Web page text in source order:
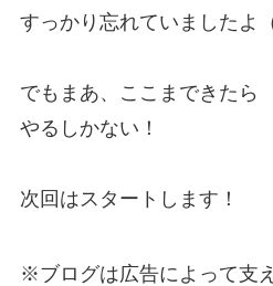
すっかり忘れていましたよ
でもまあ、ここまできたら
やるしかない！
次回はスタートします！
※ブログは広告によって支